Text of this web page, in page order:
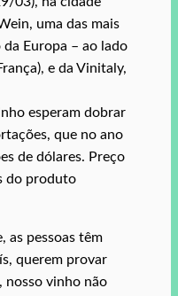
uma das mais
Europa – ao lado
e da Vinitaly,
esperam dobrar
que no ano
de dólares. Preço
do produto
as pessoas têm
querem provar
nosso vinho não